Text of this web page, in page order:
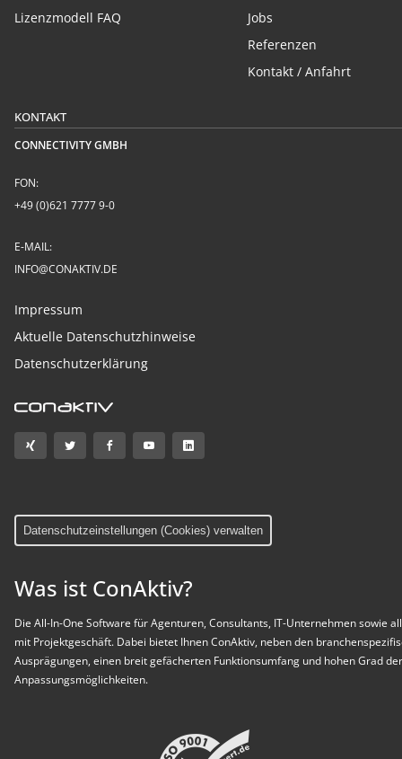
Lizenzmodell FAQ
Jobs
Referenzen
Kontakt / Anfahrt
KONTAKT
CONNECTIVITY GMBH
FON:
+49 (0)621 7777 9-0
E-MAIL:
INFO@CONAKTIV.DE
Impressum
Aktuelle Datenschutzhinweise
Datenschutzerklärung
Datenschutzeinstellungen (Cookies) verwalten
Was ist ConAktiv?
Die All-In-One Software für Agenturen, Consultants, IT-Unternehmen sowie
mit Projektgeschäft. Dabei bietet Ihnen ConAktiv, neben den
Ausprägungen, einen breit gefächerten Funktionsumfang und hohen Grad
Anpassungsmöglichkeiten.